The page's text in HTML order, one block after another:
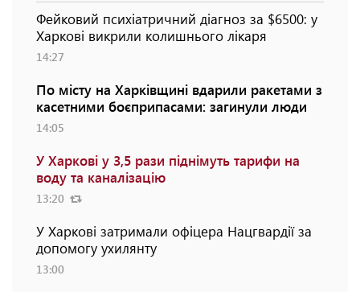
Фейковий психіатричний діагноз за $6500: у
Харкові викрили колишнього лікаря
14:27
По місту на Харківщині вдарили ракетами з
касетними боєприпасами: загинули люди
14:05
У Харкові у 3,5 рази піднімуть тарифи на
воду та каналізацію
13:20
У Харкові затримали офіцера Нацгвардії за
допомогу ухилянту
13:00